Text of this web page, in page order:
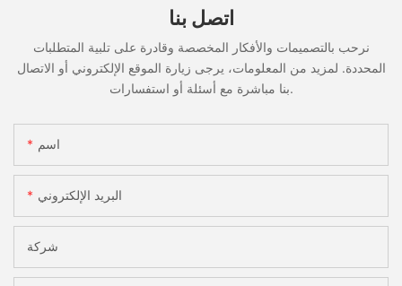
اتصل بنا
نرحب بالتصميمات والأفكار المخصصة وقادرة على تلبية المتطلبات
المحددة. لمزيد من المعلومات، يرجى زيارة الموقع الإلكتروني أو الاتصال
بنا مباشرة مع أسئلة أو استفسارات.
اسم
البريد الإلكتروني
شركة